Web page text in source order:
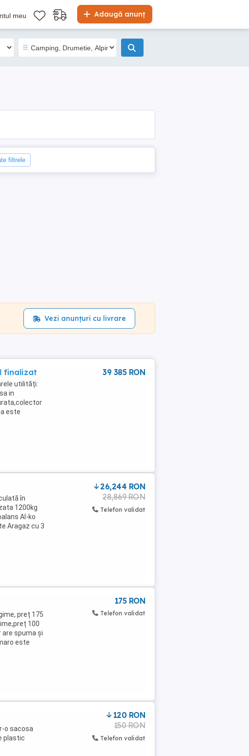
Adaugă anunț
meu
filtrele
Vezi anunțuri cu livrare
finalizat
utilități:
in
este
39 385 RON
în
1200kg
Al-ko
Aragaz cu 3
26,244 RON
28,869 RON
Telefon validat
preț 175
100
are spuma și
este
175 RON
Telefon validat
o sacosa
plastic
120 RON
150 RON
Telefon validat